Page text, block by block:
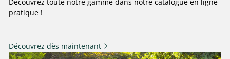
pratique !
Découvrez dès maintenant